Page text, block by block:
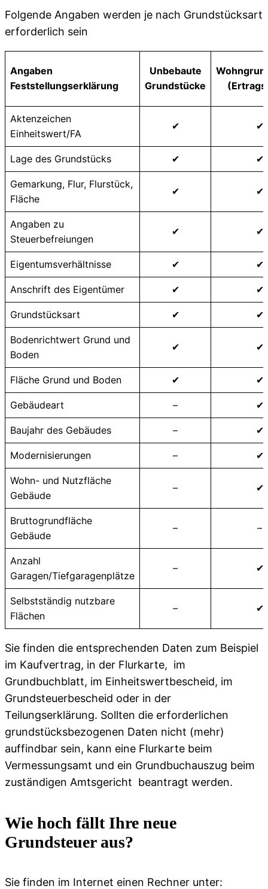
Folgende Angaben werden je nach Grundstücksart
erforderlich sein
Angaben
Feststellungserklärung
Unbebaute
Grundstücke
Aktenzeichen
Einheitswert/FA
✔ ✔
Lage des Grundstücks ✔ ✔
Gemarkung, Flur, Flurstück,
Fläche
✔ ✔
Angaben zu
Steuerbefreiungen
✔ ✔
Eigentumsverhältnisse ✔ ✔
Anschrift des Eigentümer ✔ ✔
Grundstücksart ✔ ✔
Bodenrichtwert Grund und
Boden
✔ ✔
Fläche Grund und Boden ✔ ✔
Gebäudeart – ✔
Baujahr des Gebäudes – ✔
Modernisierungen – ✔
Wohn- und Nutzfläche
Gebäude
– ✔
Bruttogrundfläche
Gebäude
– –
Anzahl
Garagen/Tiefgaragenplätze
– ✔
Selbstständig nutzbare
Flächen
– ✔
Sie finden die entsprechenden Daten zum Beispiel
im Kaufvertrag, in der Flurkarte, im
Grundbuchblatt, im Einheitswertbescheid, im
Grundsteuerbescheid oder in der
Teilungserklärung. Sollten die erforderlichen
grundstücksbezogenen Daten nicht (mehr)
auffindbar sein, kann eine Flurkarte beim
Vermessungsamt und ein Grundbuchauszug beim
zuständigen Amtsgericht beantragt werden.
Wie hoch fällt Ihre neue
Grundsteuer aus?
Sie finden im Internet einen Rechner unter: